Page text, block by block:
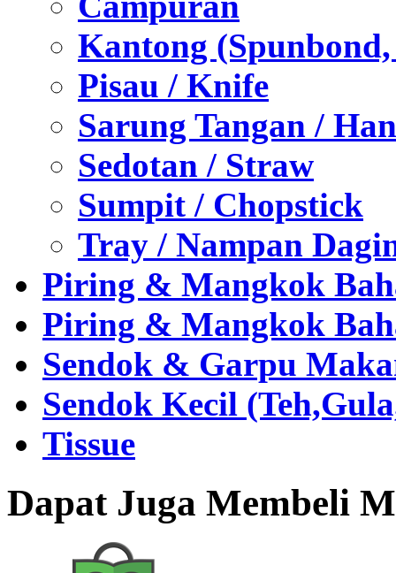
Kantong
Pisau / Knife
Sarung Tangan /
Sedotan / Straw
Sumpit / Chopstick
Tray / Nampan
Piring & Mangkok
Piring & Mangkok
Sendok & Garpu
Sendok Kecil
Tissue
Dapat Juga Membeli